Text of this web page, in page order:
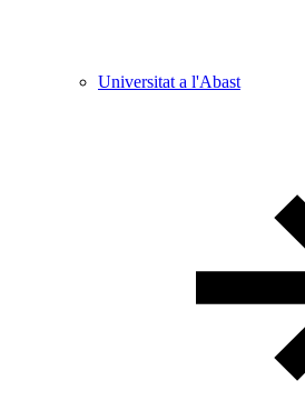
Universitat a l'Abast